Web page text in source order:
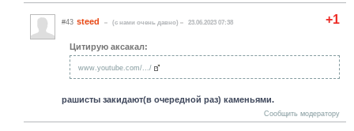
+1
#43 steed (c нами очень давно) 23.06.2023 07:38
Цитирую аксакал:
www.youtube.com/.../
рашисты закидают(в очередной раз) каменьями.
Сообщить модератору